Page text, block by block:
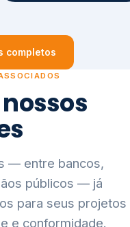
completos
— entre bancos,
públicos — já
para seus projetos
e conformidade.